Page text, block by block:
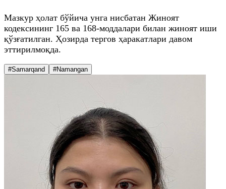
Мазкур ҳолат бўйича унга нисбатан Жиноят
кодексининг 165 ва 168-моддалари билан жиноят иши
қўзғатилган. Ҳозирда тергов ҳаракатлари давом
эттирилмоқда.
#Samarqand #Namangan